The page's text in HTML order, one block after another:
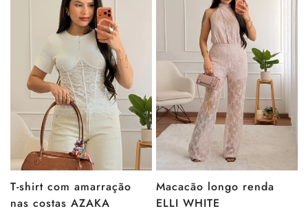
T-shirt com amarração
nas costas AZAKA
Macacão longo renda
ELLI WHITE